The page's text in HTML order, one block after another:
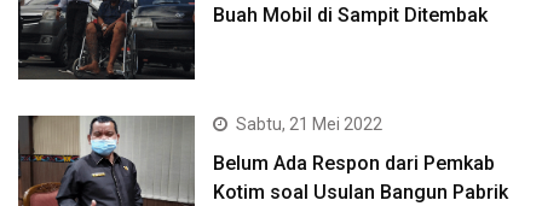
Buah Mobil di Sampit Ditembak
Sabtu, 21 Mei 2022
Belum Ada Respon dari Pemkab
Kotim soal Usulan Bangun Pabrik